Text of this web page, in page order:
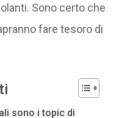
Sono certo che
fare tesoro di
sono i topic di